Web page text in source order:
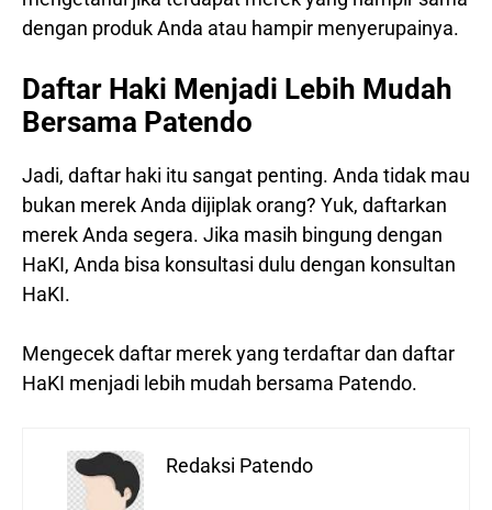
dengan produk Anda atau hampir menyerupainya.
Daftar Haki Menjadi Lebih Mudah
Bersama Patendo
Jadi, daftar haki itu sangat penting. Anda tidak mau
bukan merek Anda dijiplak orang? Yuk, daftarkan
merek Anda segera. Jika masih bingung dengan
HaKI, Anda bisa konsultasi dulu dengan konsultan
HaKI.
Mengecek daftar merek yang terdaftar dan daftar
HaKI menjadi lebih mudah bersama Patendo.
Redaksi Patendo